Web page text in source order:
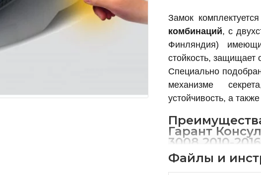
Замок
комбинаций, с
Финляндия)
стойкость,
Специально
механизме
устойчивость, а
Гарант
3008 2010-
Файлы и